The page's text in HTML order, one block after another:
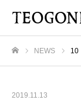
NEWS 10
2019.11.13